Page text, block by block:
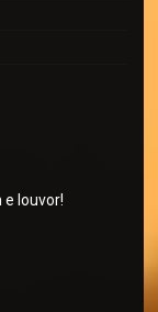
louvor!